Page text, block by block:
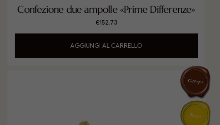
Confezione due ampolle «Prime Differenze»
€152,73
AGGIUNGI AL CARRELLO